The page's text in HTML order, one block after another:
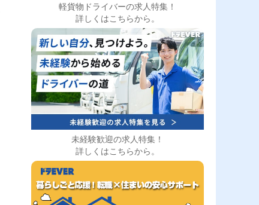
軽貨物ドライバーの求人特集！
詳しくはこちらから。
未経験歓迎の求人特集！
詳しくはこちらから。